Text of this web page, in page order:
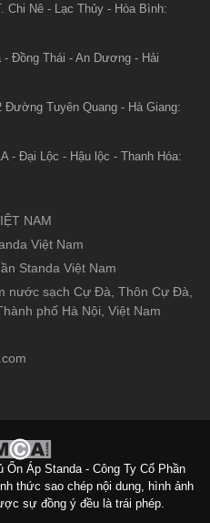
Chi Nê - Lạc Thủy - Hòa Bình:
- Đồng Thái - An Dương - Hải
Đường Tuyên Quang - Hà Giang:
- Đại Lộc - Hậu lộc - Thanh Hóa:
NAM
Việt Nam
Standa Việt Nam
nước sạch Cự Đà, Thôn Cự Đà,
phố Hà Nội, Việt Nam
Áp Standa - Công Ty Cổ Phần
thức sao chép nội dung, hình ảnh
sự đồng ý đều là trái phép.